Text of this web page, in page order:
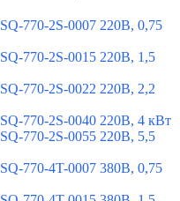
770-2S-0007 220В, 0,75
770-2S-0015 220В, 1,5
770-2S-0022 220В, 2,2
770-2S-0040 220В, 4 кВт
770-2S-0055 220В, 5,5
770-4T-0007 380В, 0,75